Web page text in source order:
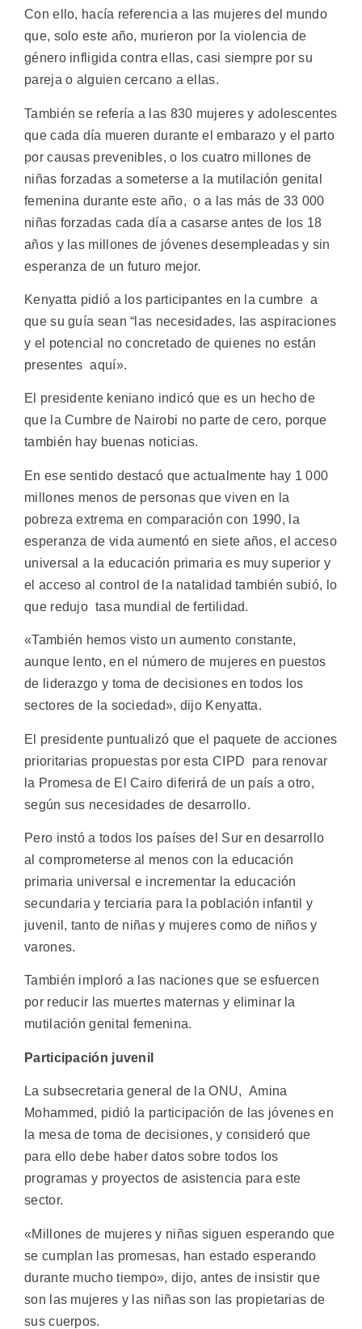
Con ello, hacía referencia a las mujeres del mundo
que, solo este año, murieron por la violencia de
género infligida contra ellas, casi siempre por su
pareja o alguien cercano a ellas.
También se refería a las 830 mujeres y adolescentes
que cada día mueren durante el embarazo y el parto
por causas prevenibles, o los cuatro millones de
niñas forzadas a someterse a la mutilación genital
femenina durante este año, o a las más de 33 000
niñas forzadas cada día a casarse antes de los 18
años y las millones de jóvenes desempleadas y sin
esperanza de un futuro mejor.
Kenyatta pidió a los participantes en la cumbre a
que su guía sean “las necesidades, las aspiraciones
y el potencial no concretado de quienes no están
presentes aquí».
El presidente keniano indicó que es un hecho de
que la Cumbre de Nairobi no parte de cero, porque
también hay buenas noticias.
En ese sentido destacó que actualmente hay 1 000
millones menos de personas que viven en la
pobreza extrema en comparación con 1990, la
esperanza de vida aumentó en siete años, el acceso
universal a la educación primaria es muy superior y
el acceso al control de la natalidad también subió, lo
que redujo tasa mundial de fertilidad.
«También hemos visto un aumento constante,
aunque lento, en el número de mujeres en puestos
de liderazgo y toma de decisiones en todos los
sectores de la sociedad», dijo Kenyatta.
El presidente puntualizó que el paquete de acciones
prioritarias propuestas por esta CIPD para renovar
la Promesa de El Cairo diferirá de un país a otro,
según sus necesidades de desarrollo.
Pero instó a todos los países del Sur en desarrollo
al comprometerse al menos con la educación
primaria universal e incrementar la educación
secundaria y terciaria para la población infantil y
juvenil, tanto de niñas y mujeres como de niños y
varones.
También imploró a las naciones que se esfuercen
por reducir las muertes maternas y eliminar la
mutilación genital femenina.
Participación juvenil
La subsecretaria general de la ONU, Amina
Mohammed, pidió la participación de las jóvenes en
la mesa de toma de decisiones, y consideró que
para ello debe haber datos sobre todos los
programas y proyectos de asistencia para este
sector.
«Millones de mujeres y niñas siguen esperando que
se cumplan las promesas, han estado esperando
durante mucho tiempo», dijo, antes de insistir que
son las mujeres y las niñas son las propietarias de
sus cuerpos.